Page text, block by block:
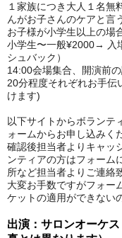
１家族につき大人１名無
んがお子さんのケアと言
お子様が小学生以上の場
小学生〜一般¥2000→ 入
シュバック）
14:00会場集合、開演前
20分程度それぞれお手伝
けます)
以下サイトからボランテ
ォームからお申し込みく
確認後担当者よりキャッ
ンティアの方はフォーム
所など担当者よりご連絡
大変お手数ですがフォー
ケットの適用ができない
出演：サロンオーケ